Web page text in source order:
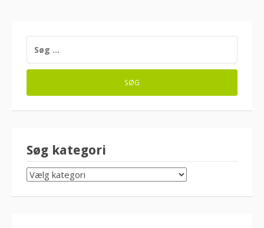
EFTER:
Søg kategori
SØG
KATEGORI